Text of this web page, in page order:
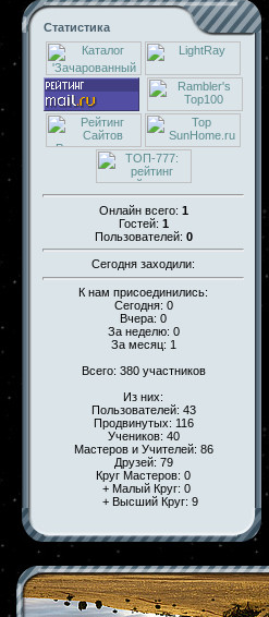
Статистика
Онлайн всего: 1
Гостей: 1
Пользователей: 0
Сегодня заходили:
К нам присоединились:
Сегодня: 0
Вчера: 0
За неделю: 0
За месяц: 1
Всего: 380 участников
Из них:
Пользователей: 43
Продвинутых: 116
Учеников: 40
Мастеров и Учителей: 86
Друзей: 79
Круг Мастеров: 0
+ Малый Круг: 0
+ Высший Круг: 9